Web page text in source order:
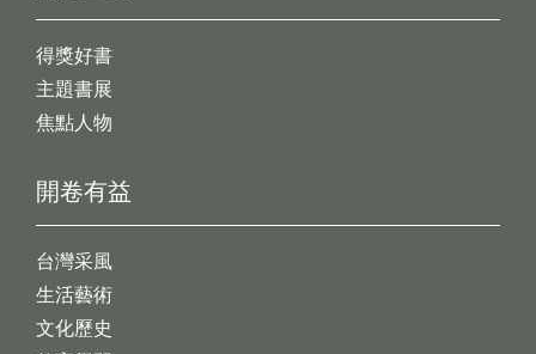
開卷有益
台灣采風
生活藝術
文化歷史
得獎好書
主題書展
焦點人物